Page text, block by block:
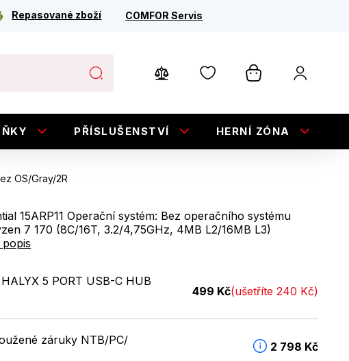
Repasované zboží COMFOR Servis
PŘÍSLUŠENSTVÍ HERNÍ ZÓNA
OS/Gray/2R
15ARP11 Operační systém: Bez operačního systému
7 170 (8C/16T, 3.2/4,75GHz, 4MB L2/16MB L3)
popis
5 PORT USB-C HUB
499 Kč(ušetříte 240 Kč)
záruky NTB/PC/
2 798 Kč